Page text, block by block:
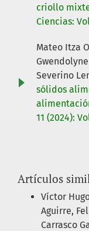
criollo
Ciencias:
Mateo Itza
Severino
sólidos
11 (2024):
Artículos
Víctor
Aguirre,
Carrasco